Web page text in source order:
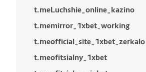
t.meLuchshie_online_kazino
t.memirror_1xbet_working
t.meofficial_site_1xbet_zerkalo
t.meofitsialny_1xbet